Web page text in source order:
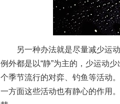
另一种办法就是尽量减少运动
例外都是以“静”为主的，少运动
个季节流行的对弈、钓鱼等活动
一方面这些活动也有静心的作用